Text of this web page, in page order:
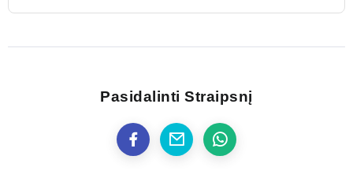
Pasidalinti Straipsnį